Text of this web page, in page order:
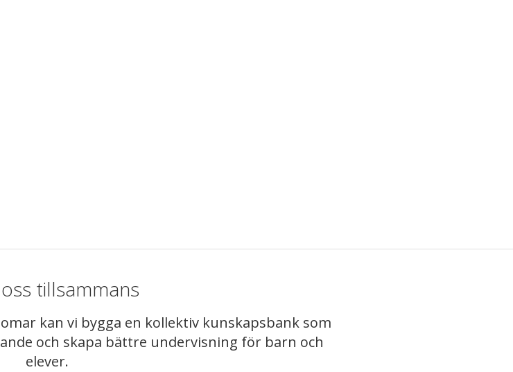
tillsammans
kan vi bygga en kollektiv kunskapsbank som
och skapa bättre undervisning för barn och
elever.